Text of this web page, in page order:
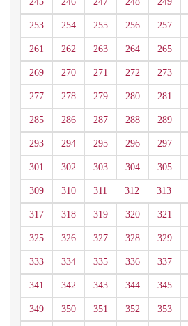
253 254 255 256 257
261 262 263 264 265
269 270 271 272 273
277 278 279 280 281
285 286 287 288 289
293 294 295 296 297
301 302 303 304 305
309 310 311 312 313
317 318 319 320 321
325 326 327 328 329
333 334 335 336 337
341 342 343 344 345
349 350 351 352 353